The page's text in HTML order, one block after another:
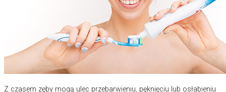
Z czasem zęby mogą ulec przebarwieniu, pęknięciu lub osłabieniu